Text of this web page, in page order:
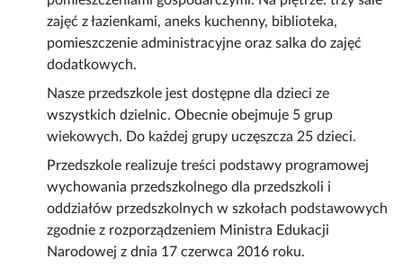
zajęć z łazienkami, aneks kuchenny, biblioteka,
pomieszczenie administracyjne oraz salka do zajęć
dodatkowych.
Nasze przedszkole jest dostępne dla dzieci ze
wszystkich dzielnic. Obecnie obejmuje 5 grup
wiekowych. Do każdej grupy uczęszcza 25 dzieci.
Przedszkole realizuje treści podstawy programowej
wychowania przedszkolnego dla przedszkoli i
oddziałów przedszkolnych w szkołach podstawowych
zgodnie z rozporządzeniem Ministra Edukacji
Narodowej z dnia 17 czerwca 2016 roku.